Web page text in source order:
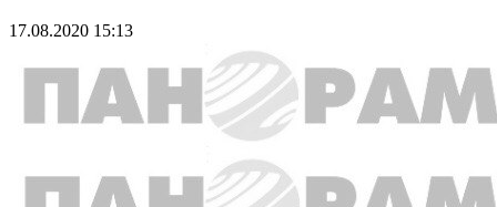
17.08.2020 15:13